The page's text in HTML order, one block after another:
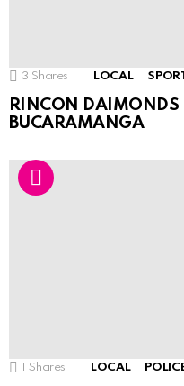
3 Shares LOCAL
RINCON DAIMONDS
BUCARAMANGA
1 Shares LOCAL